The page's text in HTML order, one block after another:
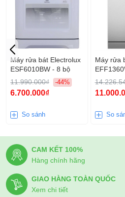
Máy rửa bát Electrolux
ESF6010BW - 8 bộ
11.990.000₫
-44%
6.700.000₫
So sánh
Máy rửa
So
CAM KẾT 100%
Hàng chính hãng
GIAO HÀNG TOÀN QUỐC
Xem chi tiết